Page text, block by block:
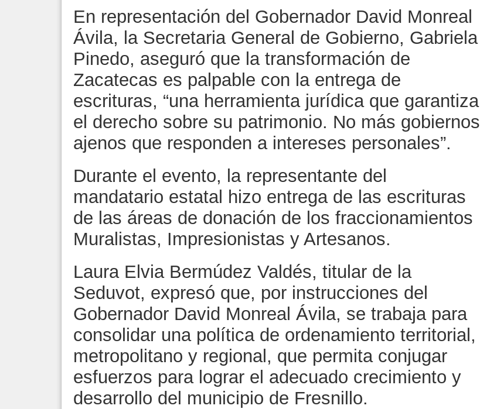
En representación del Gobernador David Monreal
Ávila, la Secretaria General de Gobierno, Gabriela
Pinedo, aseguró que la transformación de
Zacatecas es palpable con la entrega de
escrituras, “una herramienta jurídica que garantiza
el derecho sobre su patrimonio. No más gobiernos
ajenos que responden a intereses personales”.
Durante el evento, la representante del
mandatario estatal hizo entrega de las escrituras
de las áreas de donación de los fraccionamientos
Muralistas, Impresionistas y Artesanos.
Laura Elvia Bermúdez Valdés, titular de la
Seduvot, expresó que, por instrucciones del
Gobernador David Monreal Ávila, se trabaja para
consolidar una política de ordenamiento territorial,
metropolitano y regional, que permita conjugar
esfuerzos para lograr el adecuado crecimiento y
desarrollo del municipio de Fresnillo.